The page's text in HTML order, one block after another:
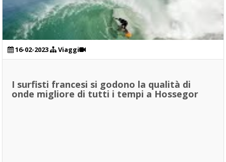
16-02-2023 Viaggi
I surfisti francesi si godono la qualità di
onde migliore di tutti i tempi a Hossegor